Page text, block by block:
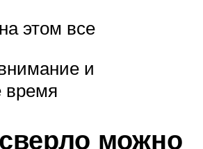
этом все
и
время
можно